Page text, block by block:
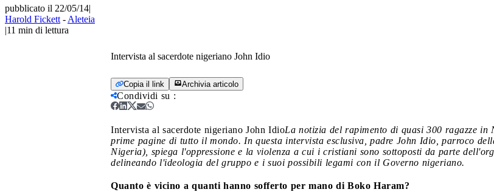
pubblicato il 22/05/14|
Harold Fickett - Aleteia
|11 min di lettura
Intervista al sacerdote nigeriano John Idio
Copia il link Archivia articolo
Condividi su :
Intervista al sacerdote nigeriano John IdioLa notizia del rapimento di quasi 300 ragazze in
prime pagine di tutto il mondo. In questa intervista esclusiva, padre John Idio, parroco
Nigeria), spiega l'oppressione e la violenza a cui i cristiani sono sottoposti da parte
delineando l'ideologia del gruppo e i suoi possibili legami con il Governo nigeriano.
Quanto è vicino a quanti hanno sofferto per mano di Boko Haram?